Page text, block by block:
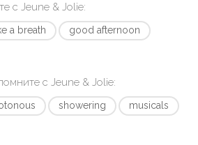
сJeune & Jolie:
a breath
good afternoon
сJeune & Jolie:
showering
musicals